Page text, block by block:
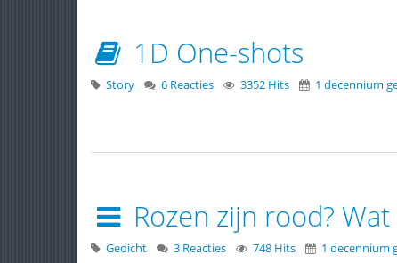
1D One-shots
Story 6 Reacties 3352 Hits 1 decennium
Rozen zijn rood?
Gedicht 3 Reacties 748 Hits 1 decennium